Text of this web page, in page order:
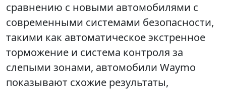
сравнению с новыми автомобилями с
современными системами безопасности,
такими как автоматическое экстренное
торможение и система контроля за
слепыми зонами, автомобили Waymo
показывают схожие результаты,